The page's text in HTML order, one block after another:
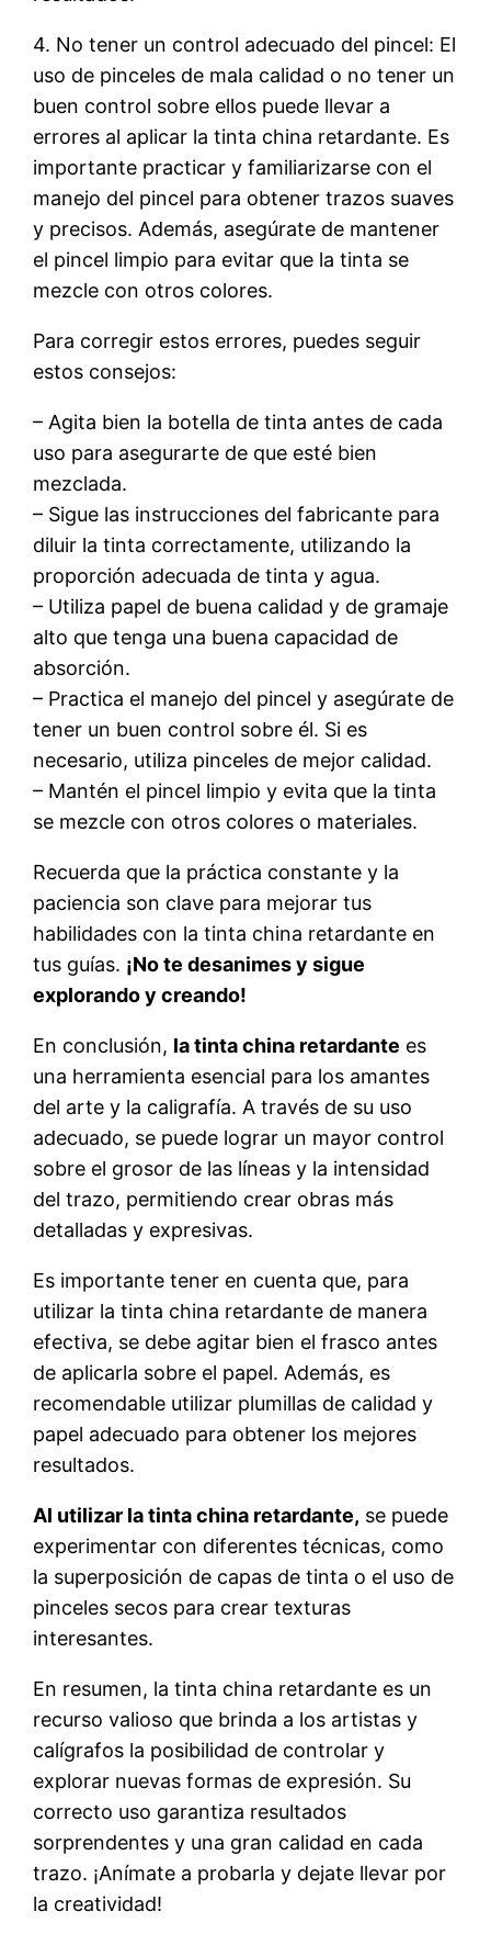
4. No tener un control adecuado del pincel: El
uso de pinceles de mala calidad o no tener un
buen control sobre ellos puede llevar a
errores al aplicar la tinta china retardante. Es
importante practicar y familiarizarse con el
manejo del pincel para obtener trazos suaves
y precisos. Además, asegúrate de mantener
el pincel limpio para evitar que la tinta se
mezcle con otros colores.
Para corregir estos errores, puedes seguir
estos consejos:
– Agita bien la botella de tinta antes de cada
uso para asegurarte de que esté bien
mezclada.
– Sigue las instrucciones del fabricante para
diluir la tinta correctamente, utilizando la
proporción adecuada de tinta y agua.
– Utiliza papel de buena calidad y de gramaje
alto que tenga una buena capacidad de
absorción.
– Practica el manejo del pincel y asegúrate de
tener un buen control sobre él. Si es
necesario, utiliza pinceles de mejor calidad.
– Mantén el pincel limpio y evita que la tinta
se mezcle con otros colores o materiales.
Recuerda que la práctica constante y la
paciencia son clave para mejorar tus
habilidades con la tinta china retardante en
tus guías. ¡No te desanimes y sigue
explorando y creando!
En conclusión, la tinta china retardante es
una herramienta esencial para los amantes
del arte y la caligrafía. A través de su uso
adecuado, se puede lograr un mayor control
sobre el grosor de las líneas y la intensidad
del trazo, permitiendo crear obras más
detalladas y expresivas.
Es importante tener en cuenta que, para
utilizar la tinta china retardante de manera
efectiva, se debe agitar bien el frasco antes
de aplicarla sobre el papel. Además, es
recomendable utilizar plumillas de calidad y
papel adecuado para obtener los mejores
resultados.
Al utilizar la tinta china retardante, se puede
experimentar con diferentes técnicas, como
la superposición de capas de tinta o el uso de
pinceles secos para crear texturas
interesantes.
En resumen, la tinta china retardante es un
recurso valioso que brinda a los artistas y
calígrafos la posibilidad de controlar y
explorar nuevas formas de expresión. Su
correcto uso garantiza resultados
sorprendentes y una gran calidad en cada
trazo. ¡Anímate a probarla y dejate llevar por
la creatividad!